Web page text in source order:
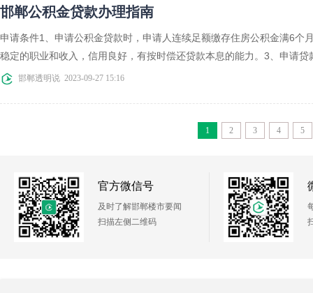
邯郸公积金贷款办理指南
申请条件1、申请公积金贷款时，申请人连续足额缴存住房公积金满6
稳定的职业和收入，信用良好，有按时偿还贷款本息的能力。3、申请
邯郸透明说 2023-09-27 15:16
1 2 3 4 5
官方微信号
及时了解邯郸楼市要闻
扫描左侧二维码